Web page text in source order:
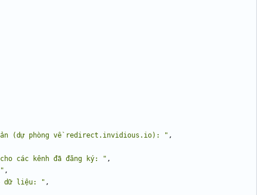
bản (dự phòng về redirect.invidious.io): " ,
các kênh đã đăng ký: " ,
,
dữ liệu: " ,